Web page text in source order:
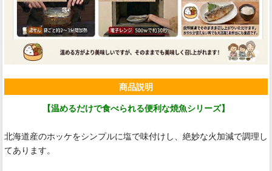
商品説明
【温めるだけで食べられる便利な焼魚シリーズ】
北海道産のホッケをシンプルに塩で味付けし、絶妙な火加減で調理し
てあります。